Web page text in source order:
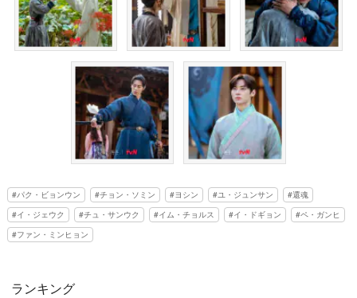
パク・ビョンウン チョン・ソミン ヨシン ユ・ジュンサン
還魂
イ・ジェウク
チュ・サンウク イム・チョルス イ・ドギョン
ペ・ガンヒ
ファン・ミンヒョン
ランキング